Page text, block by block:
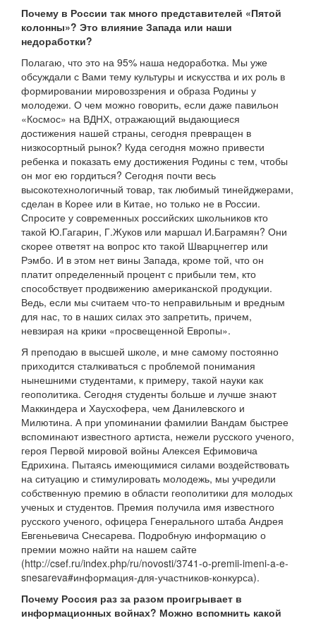
Почему в России так много представителей «Пятой
колонны»? Это влияние Запада или наши
недоработки?
Полагаю, что это на 95% наша недоработка. Мы уже
обсуждали с Вами тему культуры и искусства и их роль в
формировании мировоззрения и образа Родины у
молодежи. О чем можно говорить, если даже павильон
«Космос» на ВДНХ, отражающий выдающиеся
достижения нашей страны, сегодня превращен в
низкосортный рынок? Куда сегодня можно привести
ребенка и показать ему достижения Родины с тем, чтобы
он мог ею гордиться? Сегодня почти весь
высокотехнологичный товар, так любимый тинейджерами,
сделан в Корее или в Китае, но только не в России.
Спросите у современных российских школьников кто
такой Ю.Гагарин, Г.Жуков или маршал И.Баграмян? Они
скорее ответят на вопрос кто такой Шварцнеггер или
Рэмбо. И в этом нет вины Запада, кроме той, что он
платит определенный процент с прибыли тем, кто
способствует продвижению американской продукции.
Ведь, если мы считаем что-то неправильным и вредным
для нас, то в наших силах это запретить, причем,
невзирая на крики «просвещенной Европы».
Я преподаю в высшей школе, и мне самому постоянно
приходится сталкиваться с проблемой понимания
нынешними студентами, к примеру, такой науки как
геополитика. Сегодня студенты больше и лучше знают
Маккиндера и Хаусхофера, чем Данилевского и
Милютина. А при упоминании фамилии Вандам быстрее
вспоминают известного артиста, нежели русского ученого,
героя Первой мировой войны Алексея Ефимовича
Едрихина. Пытаясь имеющимися силами воздействовать
на ситуацию и стимулировать молодежь, мы учредили
собственную премию в области геополитики для молодых
ученых и студентов. Премия получила имя известного
русского ученого, офицера Генерального штаба Андрея
Евгеньевича Снесарева. Подробную информацию о
премии можно найти на нашем сайте
(http://csef.ru/index.php/ru/novosti/3741-o-premii-imeni-a-e-
snesareva#информация-для-участников-конкурса).
Почему Россия раз за разом проигрывает в
информационных войнах? Можно вспомнить какой